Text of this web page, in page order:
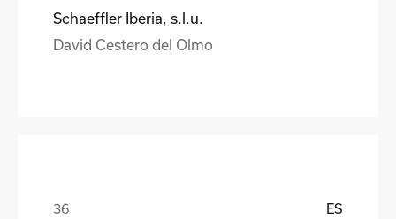
Schaeffler Iberia, s.l.u.
David Cestero del Olmo
ES